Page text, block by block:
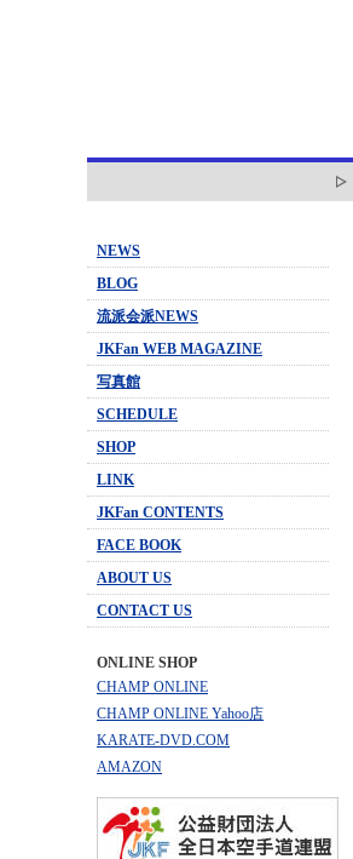
NEWS
BLOG
流派会派NEWS
JKFan WEB MAGAZINE
写真館
SCHEDULE
SHOP
LINK
JKFan CONTENTS
FACE BOOK
ABOUT US
CONTACT US
ONLINE SHOP
CHAMP ONLINE
CHAMP ONLINE Yahoo店
KARATE-DVD.COM
AMAZON